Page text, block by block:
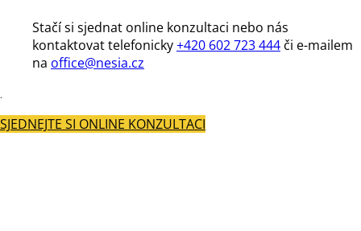
Stačí si sjednat online konzultaci nebo nás
kontaktovat telefonicky+420 602 723 444 či e-mailem
na office@nesia.cz
.
SJEDNEJTE SI ONLINE KONZULTACI